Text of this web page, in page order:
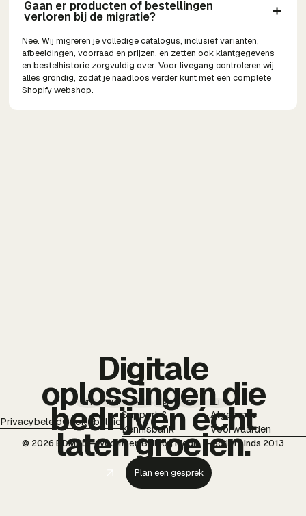
Gaan er producten of bestellingen
verloren bij de migratie?
Nee. Wij migreren je volledige catalogus, inclusief varianten,
afbeeldingen, voorraad en prijzen, en zetten ook klantgegevens
en bestelhistorie zorgvuldig over. Voor livegang controleren wij
alles grondig, zodat je naadloos verder kunt met een complete
Shopify webshop.
TT IG YT PI FB LI
PrivacybeleidCookiebeleid
Support &
Kennisbank
Algemene
Voorwaarden
© 2026 BDMNL — voorheen Bulldog Media — actief sinds 2013
Digitale
oplossingen die
bedrijven écht
laten groeien.
Plan een gesprek